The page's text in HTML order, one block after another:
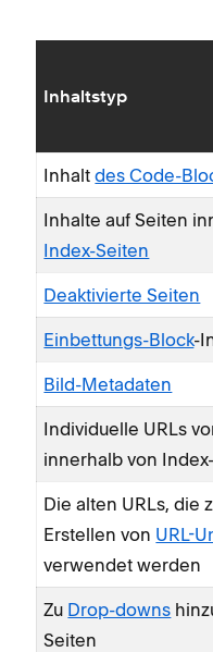
Inhaltstyp
Inhaltdes Code-
Inhalte auf Seiten
Index-Seiten
Deaktivierte Seiten
Einbettungs-Block-
Bild-Metadaten
Individuelle URLs
innerhalb von
Die alten URLs, die
Erstellen von URL-
verwendet werden
Zu Drop-downs
Seiten